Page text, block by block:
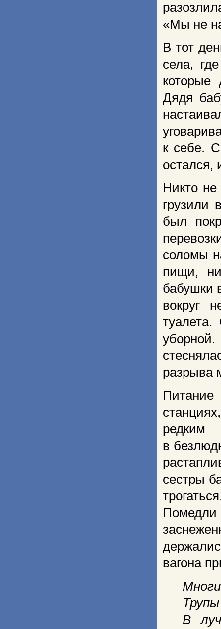
«Мы не
В тот
села,
которые
Дядя
к себе.
остался,
Никто
грузили
был
соломы
пищи,
бабушки
вокруг
разрыва
Питание
редким
в
сестры
вагона
В